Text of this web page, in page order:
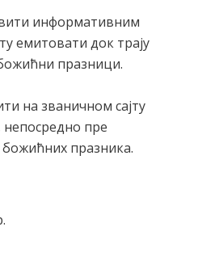
информативним
емитовати док трају
празници.
на званичном сајту
пре
празника.